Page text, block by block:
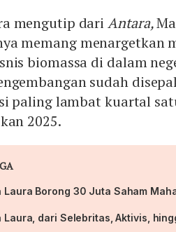
mengutip dari Antara,
memang menargetkan
biomassa di dalam
sudah
paling lambat kuartal
2025.
Laura Borong 30 Juta Saham
Laura, dari Selebritas, Aktivis,